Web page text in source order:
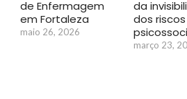
de Enfermagem
em Fortaleza
maio 26, 2026
da
dos riscos
março 23,